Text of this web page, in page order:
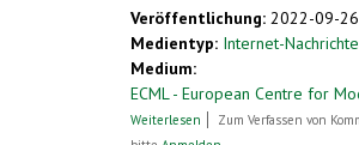
Veröffentlichung: 2022-09-26
Medientyp: Internet-
Medium:
ECML - European Centre for
Weiterlesen über Esperanto als
Zum Verfassen von